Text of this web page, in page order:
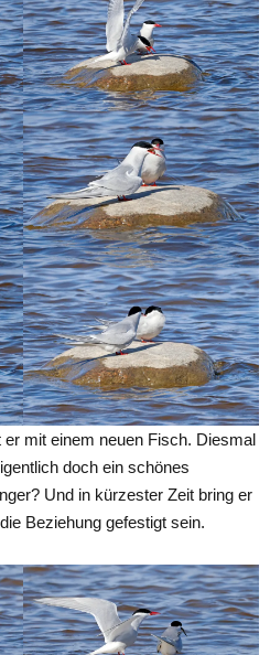
mit einem neuen Fisch. Diesmal
doch ein schönes
Und in kürzester Zeit bring er
Beziehung gefestigt sein.